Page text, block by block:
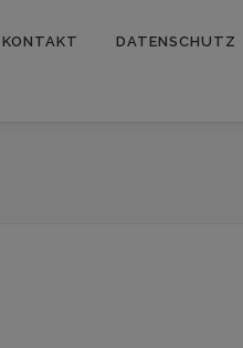
KONTAKT DATENSCHUTZ